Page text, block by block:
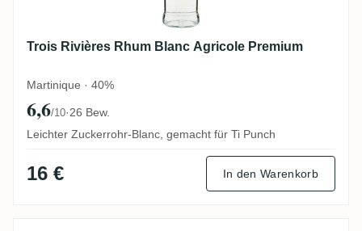
Trois Rivières Rhum Blanc Agricole Premium
Martinique · 40%
6,6/10·26 Bew.
Leichter Zuckerrohr-Blanc, gemacht für Ti Punch
16 € In den Warenkorb